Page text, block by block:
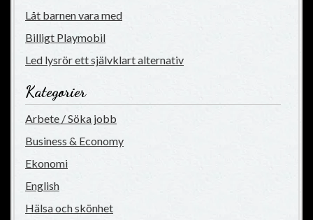
Låt barnen vara med
Billigt Playmobil
Led lysrör ett självklart alternativ
Kategorier
Arbete / Söka jobb
Business & Economy
Ekonomi
English
Hälsa och skönhet